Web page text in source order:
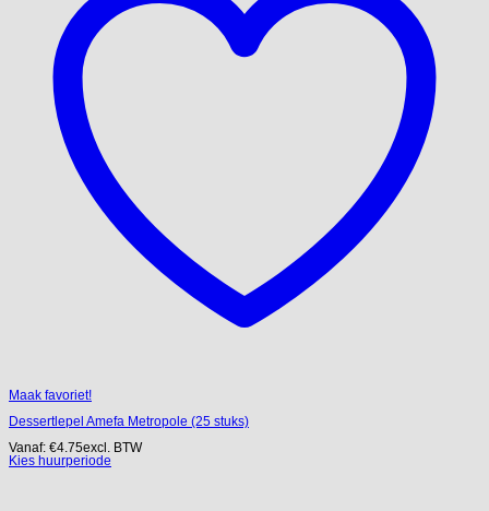
Maak favoriet!
Dessertlepel Amefa Metropole (25 stuks)
Vanaf: €4.75excl. BTW
Kies huurperiode